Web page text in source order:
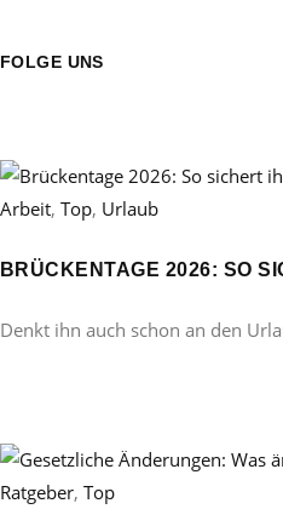
FOLGE UNS
Arbeit, Top, Urlaub
BRÜCKENTAGE 2026: SO
Denkt ihn auch schon an den
Ratgeber, Top